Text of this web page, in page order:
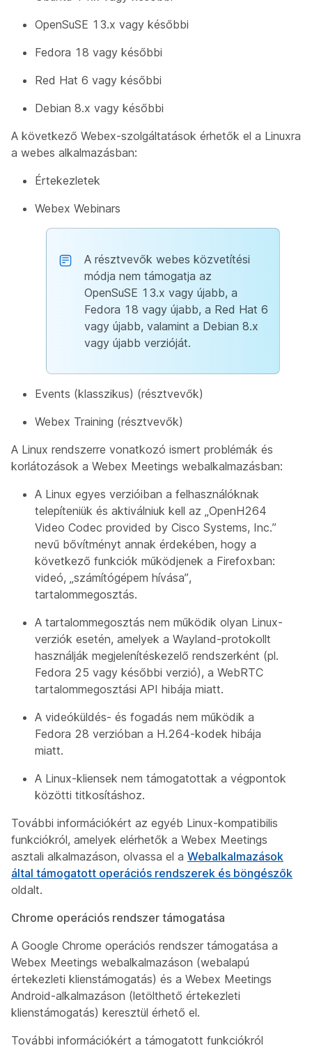
OpenSuSE 13.x vagy későbbi
Fedora 18 vagy későbbi
Red Hat 6 vagy későbbi
Debian 8.x vagy későbbi
A következő Webex-szolgáltatások érhetők el a Linuxra
a webes alkalmazásban:
Értekezletek
Webex Webinars
A résztvevők webes közvetítési
módja nem támogatja az
OpenSuSE 13.x vagy újabb, a
Fedora 18 vagy újabb, a Red Hat 6
vagy újabb, valamint a Debian 8.x
vagy újabb verzióját.
Events (klasszikus) (résztvevők)
Webex Training (résztvevők)
A Linux rendszerre vonatkozó ismert problémák és
korlátozások a Webex Meetings webalkalmazásban:
A Linux egyes verzióiban a felhasználóknak
telepíteniük és aktiválniuk kell az „OpenH264
Video Codec provided by Cisco Systems, Inc.”
nevű bővítményt annak érdekében, hogy a
következő funkciók működjenek a Firefoxban:
videó, „számítógépem hívása”,
tartalommegosztás.
A tartalommegosztás nem működik olyan Linux-
verziók esetén, amelyek a Wayland-protokollt
használják megjelenítéskezelő rendszerként (pl.
Fedora 25 vagy későbbi verzió), a WebRTC
tartalommegosztási API hibája miatt.
A videóküldés- és fogadás nem működik a
Fedora 28 verzióban a H.264-kodek hibája
miatt.
A Linux-kliensek nem támogatottak a végpontok
közötti titkosításhoz.
További információkért az egyéb Linux-kompatibilis
funkciókról, amelyek elérhetők a Webex Meetings
asztali alkalmazáson, olvassa el a Webalkalmazások
által támogatott operációs rendszerek és böngészők
oldalt.
Chrome operációs rendszer támogatása
A Google Chrome operációs rendszer támogatása a
Webex Meetings webalkalmazáson (webalapú
értekezleti klienstámogatás) és a Webex Meetings
Android-alkalmazáson (letölthető értekezleti
klienstámogatás) keresztül érhető el.
További információkért a támogatott funkciókról